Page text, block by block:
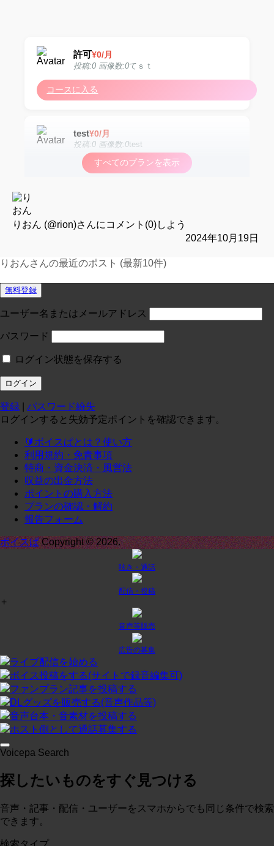
許可¥0/月
投稿:0 画像数:0てｓｔ
コースに入る
test¥0/月
投稿:0 画像数:0test
コースに入る
投稿:0 画像数:0 test
コースに入る
定期1-1¥0/月
投稿:0 画像数:0
コースに入る
投稿:0 画像数:0てｓｔ
テスト
プラン２¥0/月
投稿:0 画像数:0テスト
コースに入る
投稿:0 画像数:0概略
すべてのプランを表示
りおん (@rion)さんにコメント(0)しよう
2024年10月19日
りおんさんの最近のポスト (最新10件)
無料登録
ユーザー名またはメールアドレス
パスワード
ログイン状態を保存する
登録
パスワード紛失
ログインすると失効予定ポイントを確認できます。
🔰ボイスぱとは？使い方
利用規約・免責事項
特商・資金決済・風営法
収益の出金方法
ポイントの購入方法
プランの確認・解約
報告フォーム
ボイスぱCopyright © 2026.
呟き・通話
配信・投稿
+
音声等販売
広告の募集
ライブ配信を始める
ボイス投稿をする(サイトで録音編集可)
ファンプラン記事を投稿する
DLグッズを販売する(音声作品等)
音声台本・音素材を投稿する
ホスト側として通話募集する
Voicepa Search
探したいものをすぐ見つける
音声・記事・配信・ユーザーをスマホからでも同じ条件で検索
できます。
検索タイプ